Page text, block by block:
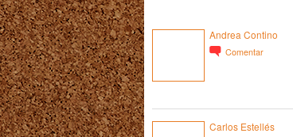
Andrea Contino
Comentar
Carlos Estellés